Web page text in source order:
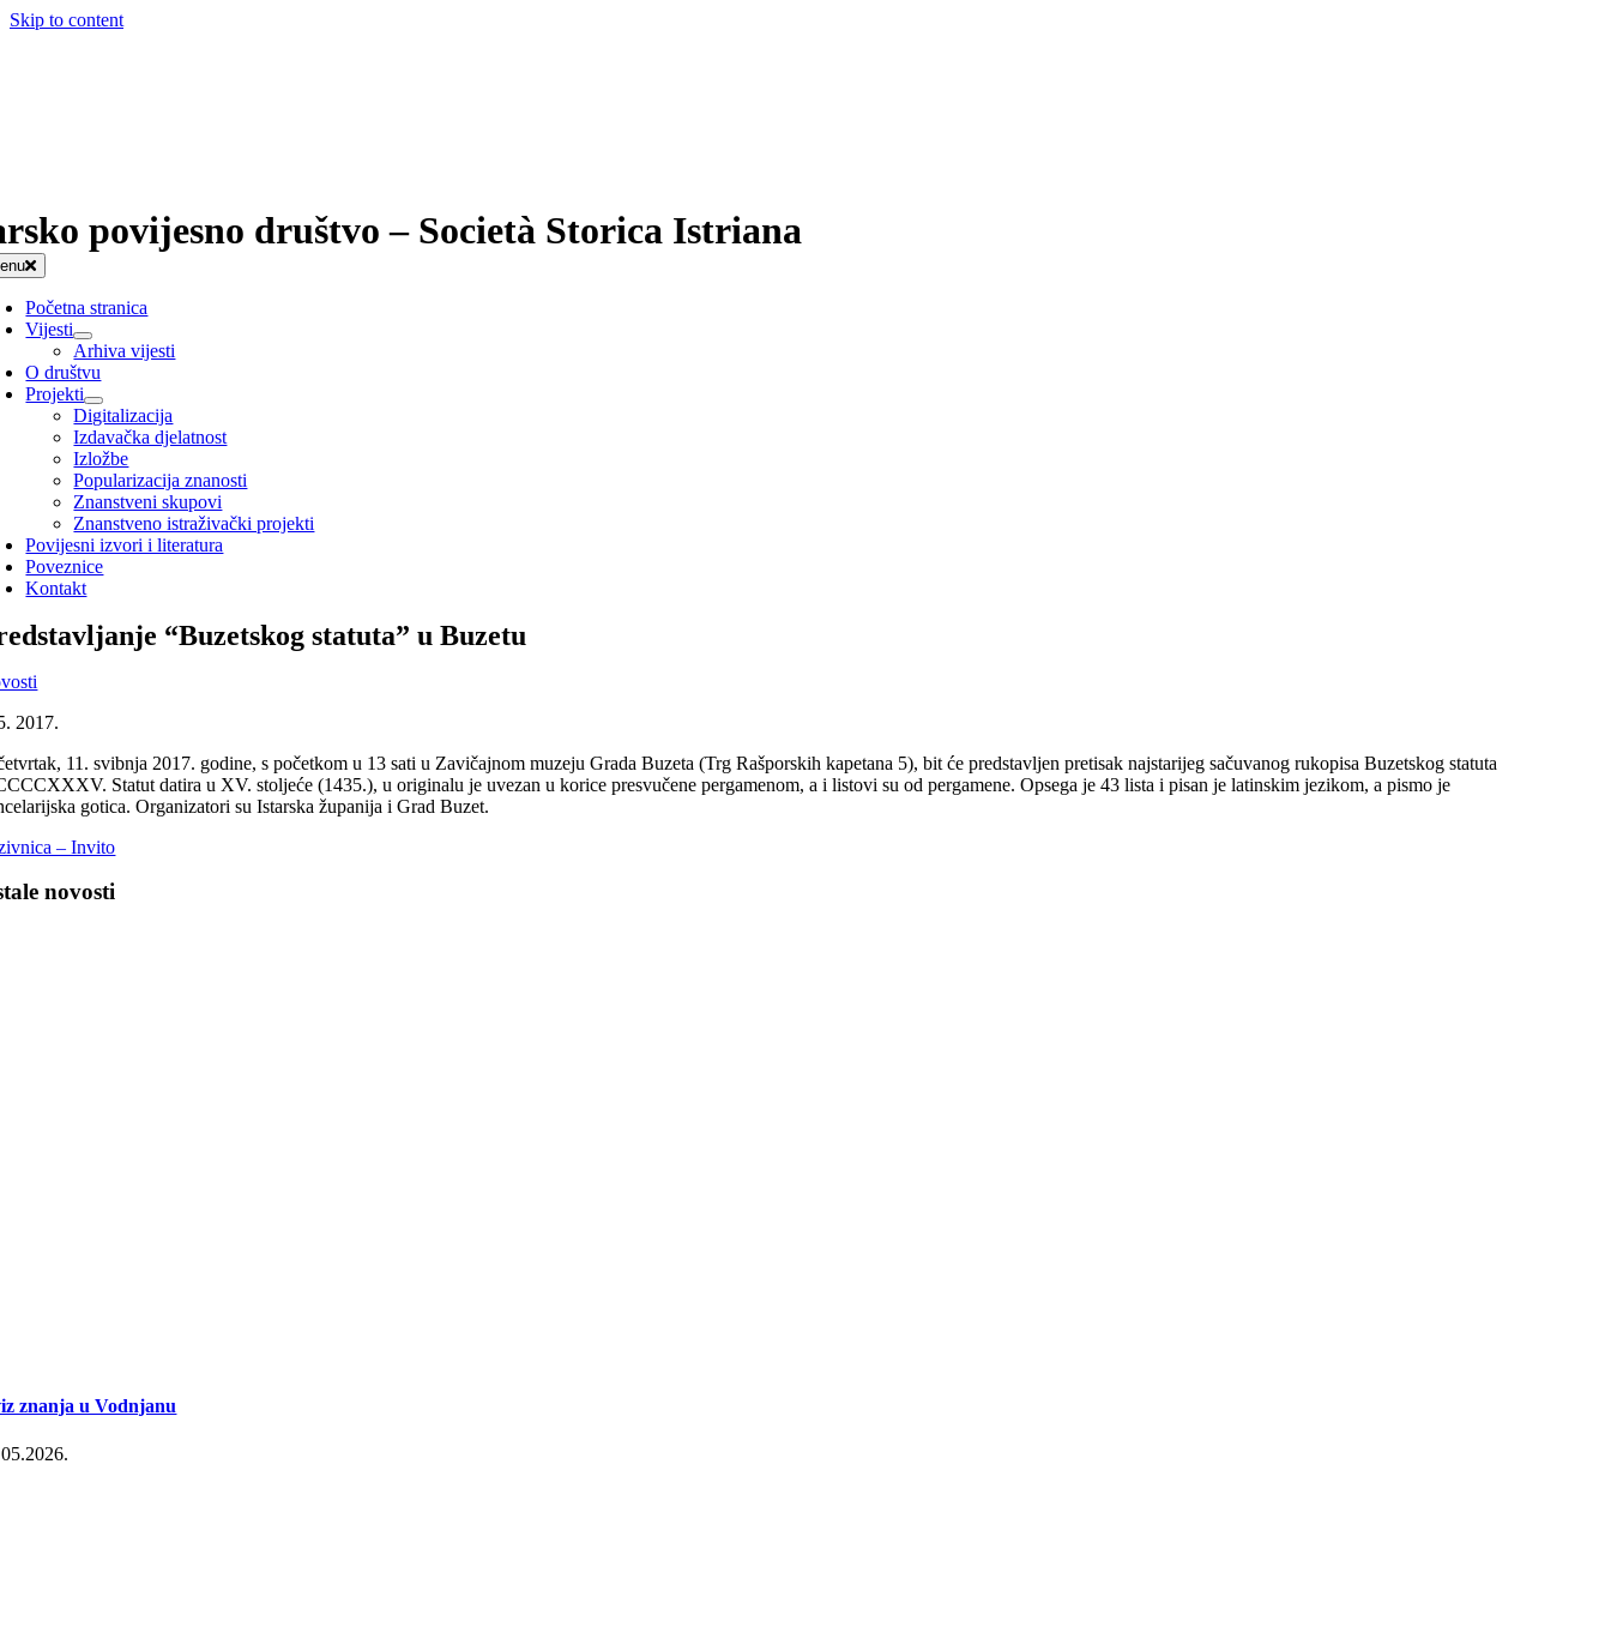
Skip to content
povijesno društvo – Società Storica Istriana
Početna stranica
Vijesti
Arhiva vijesti
O društvu
Projekti
Digitalizacija
Izdavačka djelatnost
Izložbe
Popularizacija znanosti
Znanstveni skupovi
Znanstveno istraživački projekti
Povijesni izvori i literatura
Poveznice
Kontakt
“Buzetskog statuta” u Buzetu
2017.
11. svibnja 2017. godine, s početkom u 13 sati u Zavičajnom muzeju Grada Buzeta (Trg Rašporskih kapetana 5), bit će predstavljen pretisak najstarijeg sačuvanog rukopisa Buzetskog statuta
Statut datira u XV. stoljeće (1435.), u originalu je uvezan u korice presvučene pergamenom, a i listovi su od pergamene. Opsega je 43 lista i pisan je latinskim jezikom, a pismo je
gotica. Organizatori su Istarska županija i Grad Buzet.
– Invito
novosti
znanja u Vodnjanu